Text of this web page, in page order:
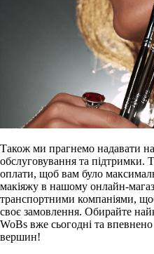
Також ми прагнемо надавати
обслуговування та підтримки.
оплати, щоб вам було
макіяжу в нашому онлайн-
транспортними компаніями,
своє замовлення. Обирайте
WoBs вже сьогодні та
вершин!